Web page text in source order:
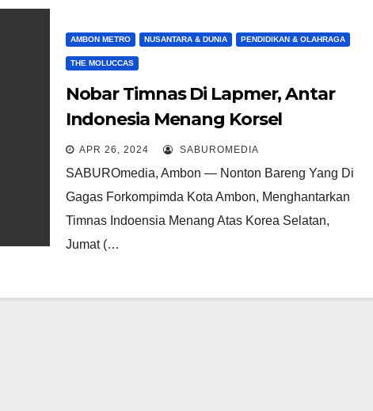
AMBON METRO NUSANTARA & DUNIA PENDIDIKAN & OLAHRAGA
THE MOLUCCAS
Nobar Timnas Di Lapmer, Antar
Indonesia Menang Korsel
APR 26, 2024 SABUROMEDIA
SABUROmedia, Ambon — Nonton Bareng Yang Di
Gagas Forkompimda Kota Ambon, Menghantarkan
Timnas Indoensia Menang Atas Korea Selatan,
Jumat (…